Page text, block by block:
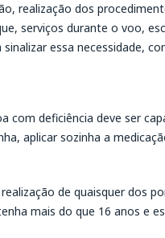
realização dos
serviços durante o voo,
essa necessidade,
com deficiência deve ser
aplicar sozinha a
de quaisquer dos
mais do que 16 anos e